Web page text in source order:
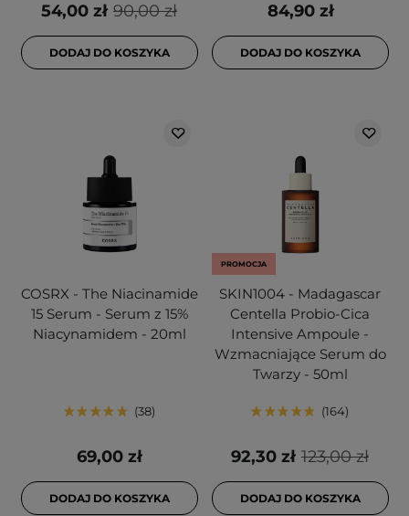
90,00 zł
54,00 zł
DODAJ DO KOSZYKA
84,90 zł
DODAJ DO KOSZYKA
COSRX - The Niacinamide
15 Serum - Serum z 15%
Niacynamidem - 20ml
38
69,00 zł
DODAJ DO KOSZYKA
PROMOCJA
SKIN1004 - Madagascar
Centella Probio-Cica
Intensive Ampoule -
Wzmacniające Serum do
Twarzy - 50ml
164
123,00 zł
92,30 zł
DODAJ DO KOSZYKA